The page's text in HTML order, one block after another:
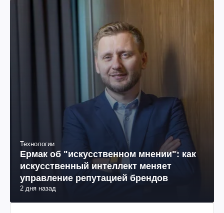
Технологии
Ермак об "искусственном мнении": как
искусственный интеллект меняет
управление репутацией брендов
2 дня назад